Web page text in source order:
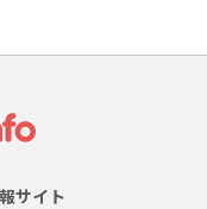
サイト